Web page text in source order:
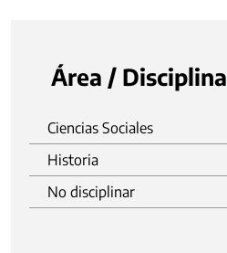
Área / Disciplina
Ciencias Sociales
Historia
No disciplinar